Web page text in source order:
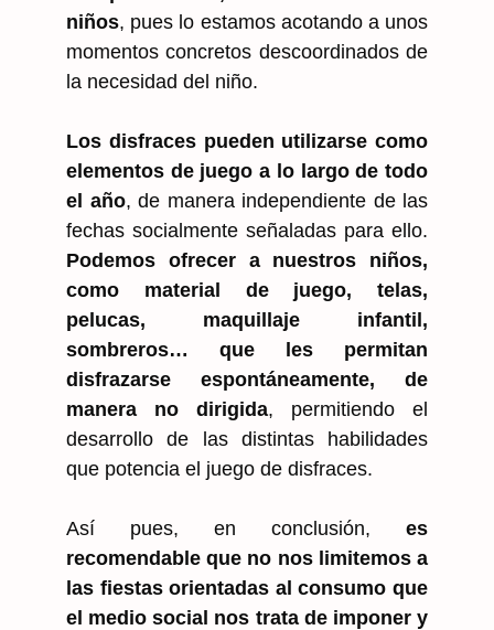
niños, pues lo estamos acotando a unos
momentos concretos descoordinados de
la necesidad del niño.
Los disfraces pueden utilizarse como
elementos de juego a lo largo de todo
el año, de manera independiente de las
fechas socialmente señaladas para ello.
Podemos ofrecer a nuestros niños,
como material de juego, telas,
pelucas, maquillaje infantil,
sombreros… que les permitan
disfrazarse espontáneamente, de
manera no dirigida, permitiendo el
desarrollo de las distintas habilidades
que potencia el juego de disfraces.
Así pues, en conclusión, es
recomendable que no nos limitemos a
las fiestas orientadas al consumo que
el medio social nos trata de imponer y